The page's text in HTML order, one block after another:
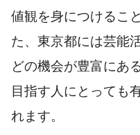
値観を身につけるこ
た、東京都には芸能
どの機会が豊富にあ
目指す人にとっても
れます。